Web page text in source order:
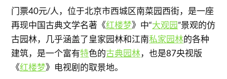
门票40元/人，位于北京市西城区南菜园西街，是一座
再现中国古典文学名著《红楼梦》中“大观园”景观的仿
古园林，几乎涵盖了皇家园林和江南私家园林的各种
建筑，是一个富有特色的古典园林，也是87央视版
《红楼梦》电视剧的取景地。